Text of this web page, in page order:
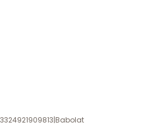
3324921909813|Babolat